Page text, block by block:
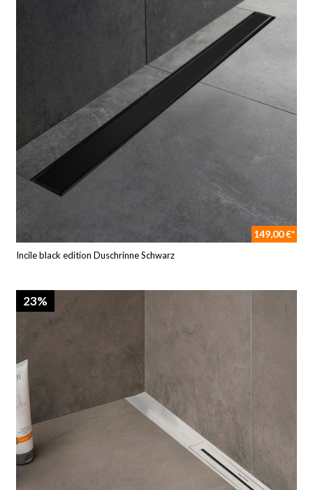
149,00 €*
Incile black edition Duschrinne Schwarz
23%